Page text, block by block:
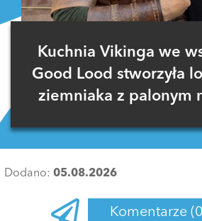
Kuchnia Vikinga we
Good Lood stworzyła
ziemniaka z palonym
Dodano: 05.08.2026
Komentarze